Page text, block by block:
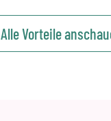
Alle Vorteile